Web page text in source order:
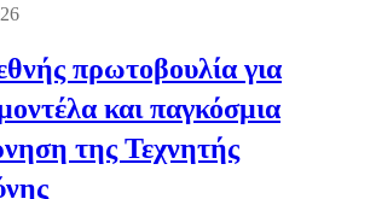
πρωτοβουλία για
και παγκόσμια
της Τεχνητής